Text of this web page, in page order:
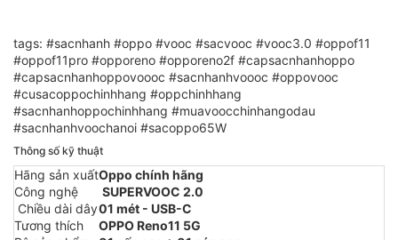
tags: #sacnhanh #oppo #vooc #sacvooc #vooc3.0 #oppof11
#oppof11pro #opporeno #opporeno2f #capsacnhanhoppo
#capsacnhanhoppovoooc #sacnhanhvoooc #oppovooc
#cusacoppochinhhang #oppchinhhang
#sacnhanhoppochinhhang #muavoocchinhangodau
#sacnhanhvoochanoi #sacoppo65W
Thông số kỹ thuật
Hãng sản xuấtOppo chính hãng
Công nghệ
SUPERVOOC 2.0
Chiều dài dây01 mét - USB-C
Tương thích
OPPO Reno11 5G